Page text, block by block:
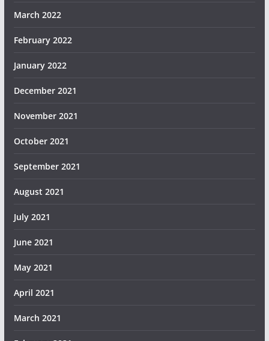
March 2022
February 2022
January 2022
December 2021
November 2021
October 2021
September 2021
August 2021
July 2021
June 2021
May 2021
April 2021
March 2021